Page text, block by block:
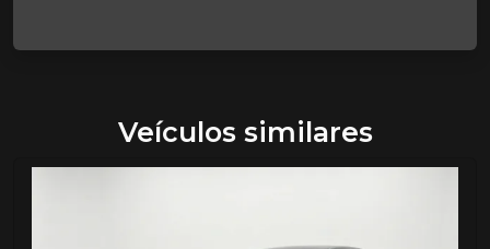
Veículos similares